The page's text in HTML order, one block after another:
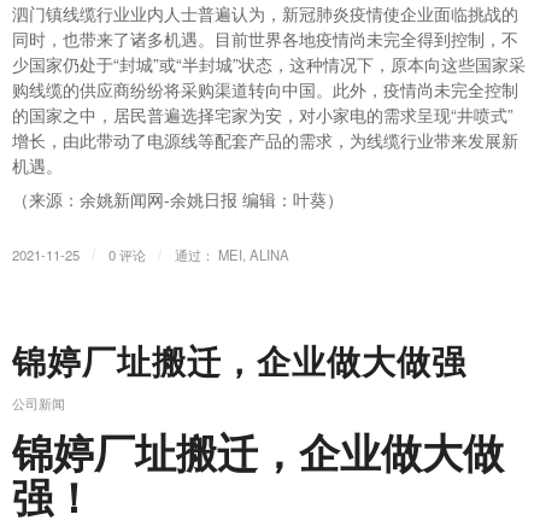
泗门镇线缆行业业内人士普遍认为，新冠肺炎疫情使企业面临挑战的
同时，也带来了诸多机遇。目前世界各地疫情尚未完全得到控制，不
少国家仍处于“封城”或“半封城”状态，这种情况下，原本向这些国家采
购线缆的供应商纷纷将采购渠道转向中国。此外，疫情尚未完全控制
的国家之中，居民普遍选择宅家为安，对小家电的需求呈现“井喷式”
增长，由此带动了电源线等配套产品的需求，为线缆行业带来发展新
机遇。
（来源：余姚新闻网-余姚日报 编辑：叶葵）
2021-11-25 0 评论 通过： MEI, ALINA
锦婷厂址搬迁，企业做大做强
公司新闻
锦婷厂址搬迁，企业做大做
强！